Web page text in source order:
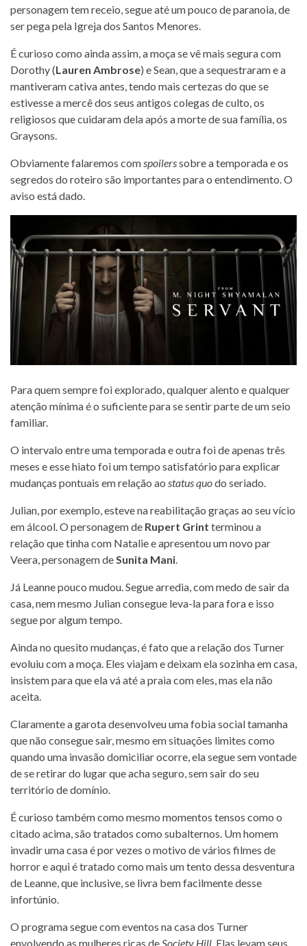
personagem tem receio, segue até um pouco de paranoia, de
ser pega pela Igreja dos Santos Menores.
É curioso como ainda assim, a moça se vê mais segura com
Dorothy (Lauren Ambrose) e Sean, que a sequestraram e a
mantiveram cativa antes, tendo mais certezas do que se
estivesse a mercê dos seus antigos colegas de culto, os
religiosos que cuidaram dela após a morte de sua família, os
Graysons.
Obviamente falaremos comspoilerssobre a temporada e os
segredos do roteiro são importantes para o entendimento. O
aviso está dado.
Para quem sempre foi explorado, qualquer alento e qualquer
atenção mínima é o suficiente para se sentir parte de um seio
familiar.
O intervalo entre uma temporada e outra foi de apenas três
meses e esse hiato foi um tempo satisfatório para explicar
mudanças pontuais em relação ao status quodo seriado.
Julian, por exemplo, esteve na reabilitação graças ao seu vício
em álcool. O personagem de Rupert Grint terminou a
relação que tinha com Natalie e apresentou um novo par
Veera, personagem deSunita Mani.
Já Leanne pouco mudou. Segue arredia, com medo de sair da
casa, nem mesmo Julian consegue leva-la para fora e isso
segue por algum tempo.
Ainda no quesito mudanças, é fato que a relação dos Turner
evoluiu com a moça. Eles viajam e deixam ela sozinha em casa,
insistem para que ela vá até a praia com eles, mas ela não
aceita.
Claramente a garota desenvolveu uma fobia social tamanha
que não consegue sair, mesmo em situações limites como
quando uma invasão domiciliar ocorre, ela segue sem vontade
de se retirar do lugar que acha seguro, sem sair do seu
território de domínio.
É curioso também como mesmo momentos tensos como o
citado acima, são tratados como subalternos. Um homem
invadir uma casa é por vezes o motivo de vários filmes de
horror e aqui é tratado como mais um tento dessa desventura
de Leanne, que inclusive, se livra bem facilmente desse
infortúnio.
O programa segue com eventos na casa dos Turner
envolvendo as mulheres ricas de Society Hill . Elas levam seus